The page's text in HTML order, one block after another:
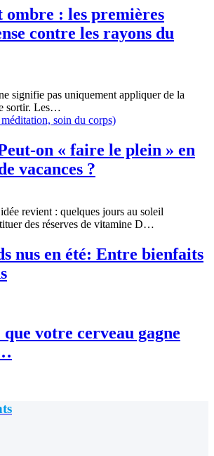
ombre : les premières
contre les rayons du
signifie pas uniquement appliquer de la
sortir. Les…
soin du corps)
on « faire le plein » en
vacances ?
revient : quelques jours au soleil
des réserves de vitamine D…
nus en été: Entre bienfaits
que votre cerveau gagne